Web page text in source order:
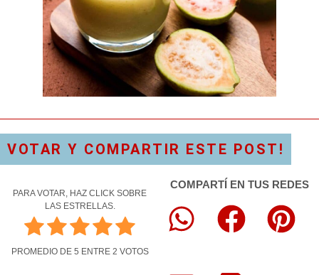
VOTAR Y COMPARTIR ESTE POST!
PARA VOTAR, HAZ CLICK SOBRE
LAS ESTRELLAS.
PROMEDIO DE 5 ENTRE 2 VOTOS
COMPARTÍ EN TUS REDES